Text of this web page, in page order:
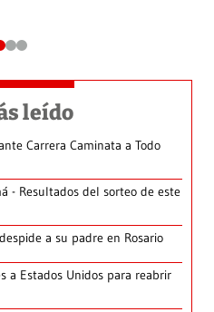
leído
Carrera Caminata a Todo
- Resultados del sorteo de este
a su padre en Rosario
a Estados Unidos para reabrir